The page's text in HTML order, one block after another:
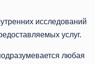
исследований
услуг.
любая